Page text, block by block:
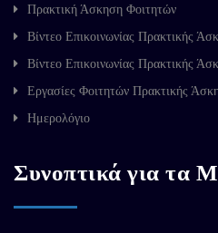
Πρακτική Άσκηση Φοιτητών
Βίντεο Επικοινωνίας Πρακτικής
Βίντεο Επικοινωνίας Πρακτικής
Εργασίες Φοιτητών Πρακτικής
Ημερολόγιο
Συνοπτικά για τα